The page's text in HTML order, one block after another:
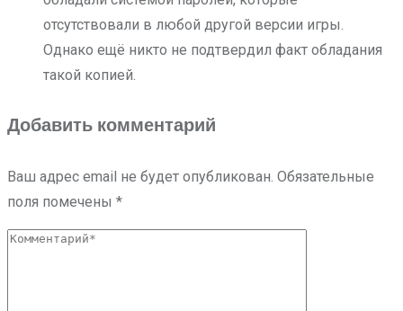
отсутствовали в любой другой версии игры.
Однако ещё никто не подтвердил факт обладания
такой копией.
Добавить комментарий
Ваш адрес email не будет опубликован. Обязательные
поля помечены *